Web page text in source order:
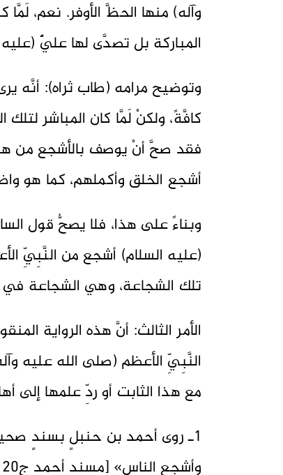
وآله) منها الحظَّ الأوفر. نعم،
المباركة بل تصدَّى لها عليٌّ (عليه
وتوضيح مرامه (طاب ثراه): أنَّه
كافَّةً، ولكنْ لَمَّا كان المباشر
فقد صحَّ أنْ يوصف بالأشجع من
أشجع الخلق وأكملهم، كما هو
وبناءً على هذا، فلا يصحُّ قول
(عليه السلام) أشجع من النَّبِيِّ
تلك الشجاعة، وهي الشجاعة في
الأمر الثالث: أنَّ هذه الرواية
النَّبِيِّ الأعظم (صلى الله عليه
مع هذا الثابت أو ردِّ علمها إلى
1ـ روى أحمد بن حنبلٍ بسندٍ
وأشجع الناس» [مسند أحمد ج20 ص261، ط الرسالة].